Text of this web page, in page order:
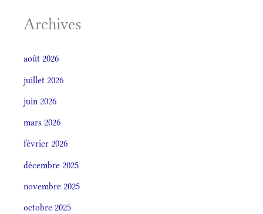
Archives
août 2026
juillet 2026
juin 2026
mars 2026
février 2026
décembre 2025
novembre 2025
octobre 2025